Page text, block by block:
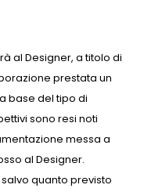
al Designer, a titolo di
prestata un
base del tipo di
sono resi noti
messa a
al Designer.
quanto previsto